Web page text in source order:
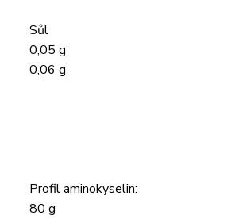
Sůl
0,05 g
0,06 g
Profil aminokyselin:
80 g